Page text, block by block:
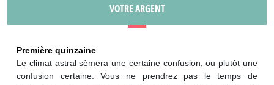
VOTRE ARGENT
Première quinzaine
Le climat astral sèmera une certaine confusion, ou plutôt une
confusion certaine. Vous ne prendrez pas le temps de